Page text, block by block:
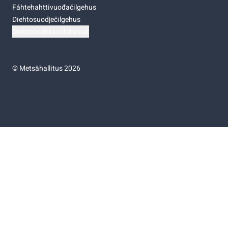
Fáhtehahttivuođačilgehus
Diehtosuodječilgehus
©Metsähallitus 2026